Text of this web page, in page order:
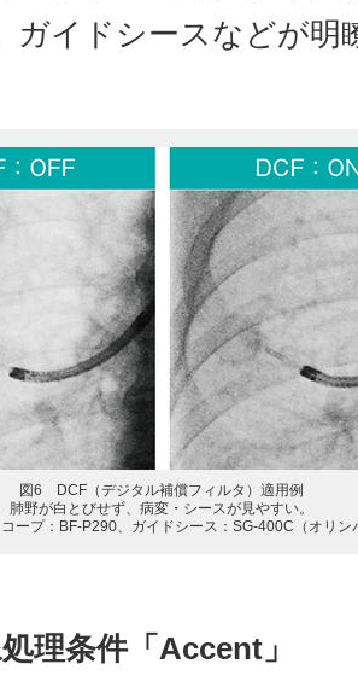
ガイドシースなどが明
図6 DCF（デジタル補償フィルタ）適用例
肺野が白とびせず、病変・シースが見やすい。
ープ：BF-P290、ガイドシース：SG-400C（オリン
理条件「Accent」